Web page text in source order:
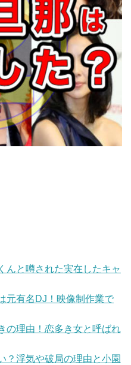
んと噂された実在したキャ
元有名DJ！映像制作業で
の理由！恋多き女と呼ばれ
？浮気や破局の理由と小園